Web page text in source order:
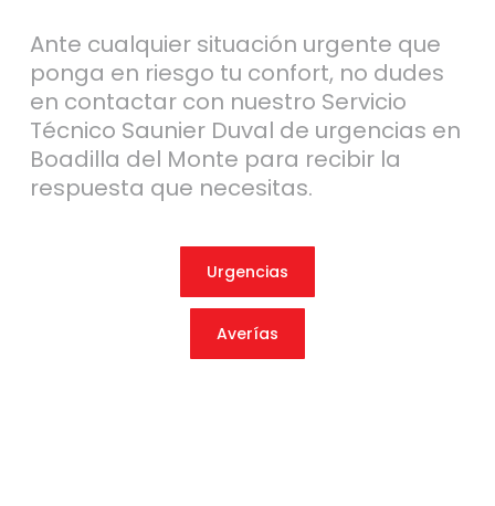
Ante cualquier situación urgente que
ponga en riesgo tu confort, no dudes
en contactar con nuestro Servicio
Técnico Saunier Duval de urgencias en
Boadilla del Monte para recibir la
respuesta que necesitas.
Urgencias
Averías